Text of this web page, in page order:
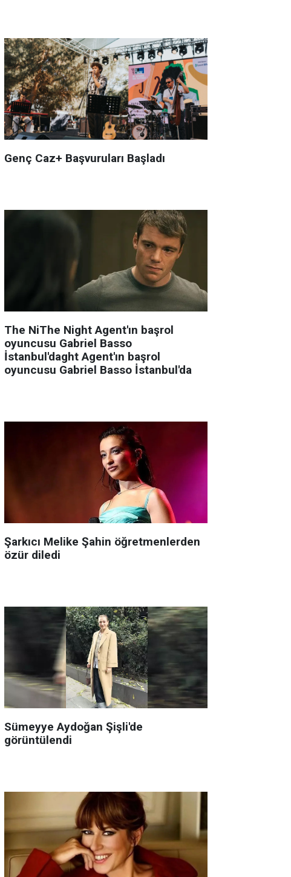
Genç Caz+ Başvuruları Başladı
The NiThe Night Agent'ın başrol
oyuncusu Gabriel Basso
İstanbul'daght Agent'ın başrol
oyuncusu Gabriel Basso İstanbul'da
Şarkıcı Melike Şahin öğretmenlerden
özür diledi
Sümeyye Aydoğan Şişli'de
görüntülendi